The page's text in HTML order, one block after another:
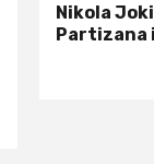
Nikola
Partizana